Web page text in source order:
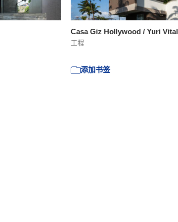
Casa Giz Hollywood / Yuri Vital
工程
添加书签